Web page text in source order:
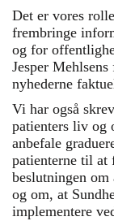
Det er vores
frembringe
og for
Jesper
nyhederne
Vi har også
patienters liv og
anbefale
patienterne til at
beslutningen
og om, at
implementere